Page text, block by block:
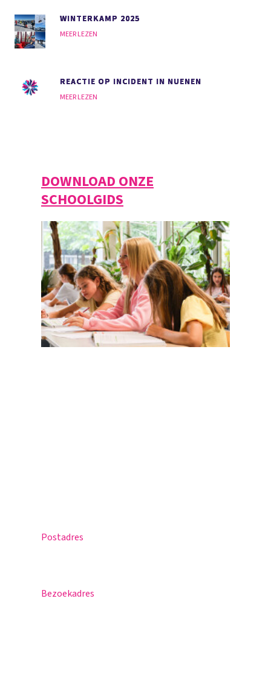
WINTERKAMP 2025
MEER LEZEN
REACTIE OP INCIDENT IN NUENEN
MEER LEZEN
DOWNLOAD ONZE
SCHOOLGIDS
Postadres
Bezoekadres